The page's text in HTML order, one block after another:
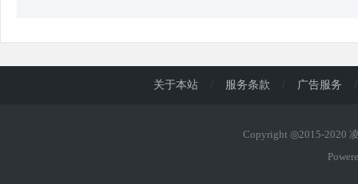
关于本站 / 服务条款 / 广告服务 /
Copyright ◎2015-2020